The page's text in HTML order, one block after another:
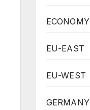
ECONOMY
EU-EAST
EU-WEST
GERMANY